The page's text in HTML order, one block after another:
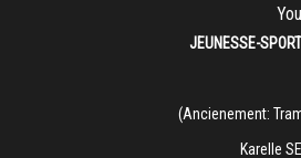
JEUNESSE-
(Ancienement:
Karelle